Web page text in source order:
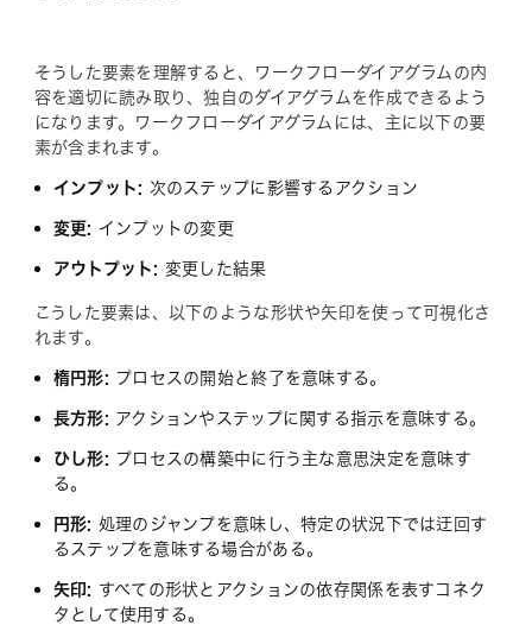
そうした要素を理解すると、ワークフローダイアグラムの内
容を適切に読み取り、独自のダイアグラムを作成できるよう
になります。ワークフローダイアグラムには、主に以下の要
素が含まれます。
インプット: 次のステップに影響するアクション
変更: インプットの変更
アウトプット: 変更した結果
こうした要素は、以下のような形状や矢印を使って可視化さ
れます。
楕円形: プロセスの開始と終了を意味する。
長方形: アクションやステップに関する指示を意味する。
ひし形: プロセスの構築中に行う主な意思決定を意味す
る。
円形: 処理のジャンプを意味し、特定の状況下では迂回す
るステップを意味する場合がある。
矢印: すべての形状とアクションの依存関係を表すコネク
タとして使用する。